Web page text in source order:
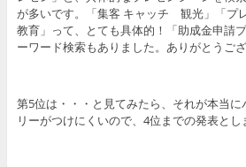
が多いです。「集客 キャッチ 観光」「プ
教育」って、とても具体的！「助成金申請
ーワード検索もありました。ありがとうござ
第5位は・・・と見てみたら、それが本当
リーがつけにくいので、4位までの発表とし